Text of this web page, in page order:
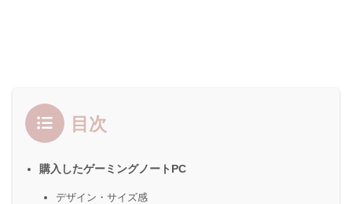
目次
購入したゲーミングノートPC
デザイン・サイズ感